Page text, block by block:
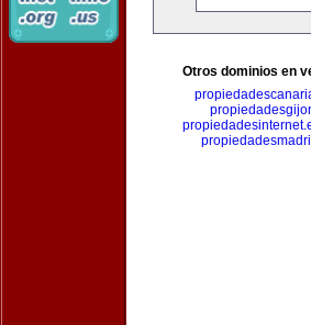
Otros dominios en